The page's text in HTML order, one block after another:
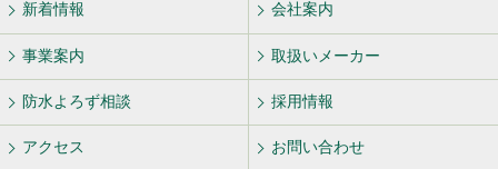
新着情報 会社案内
事業案内 取扱いメーカー
防水よろず相談 採用情報
アクセス お問い合わせ